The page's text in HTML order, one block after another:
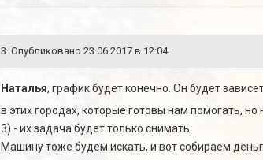
3. Опубликовано 23.06.2017 в 12:04
Наталья, график будет конечно. Он будет
в этих городах, которые готовы нам помогать,
3) - их задача будет только снимать.
Машину тоже будем искать, и вот собираем